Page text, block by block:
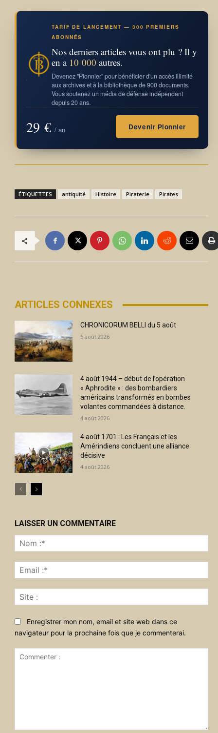
TARIF DE LANCEMENT — 300 PREMIERS
ABONNÉS
Nos derniers articles vous ont plu ? Il y
en a 10 000 autres.
Devenez "Pionnier" pour bénéficier d'un accès illimité
aux archives et à la bibliothèque de 900 documents.
Vous soutenez un média de défense indépendant
depuis 20 ans.
29 € / an Devenir Pionnier
ÉTIQUETTES antiquité Histoire Piraterie Pirates
ARTICLES CONNEXES
CHRONICORUM BELLI du 5 août
5 août 2026
4 août 1944 – début de l’opération
« Aphrodite » : des bombardiers
américains transformés en bombes
volantes commandées à distance.
4 août 2026
4 août 1701 : Les Français et les
Amérindiens concluent une alliance
décisive
4 août 2026
LAISSER UN COMMENTAIRE
:*
:*
:
Enregistrer mon nom, email et site web dans ce
navigateur pour la prochaine fois que je commenterai.